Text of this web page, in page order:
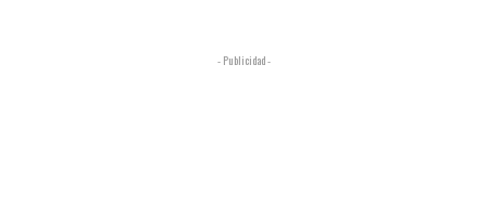
- Publicidad -